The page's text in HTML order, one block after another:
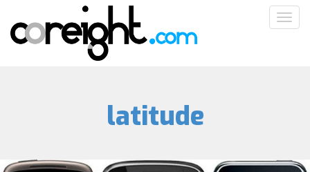
contenu
principal
latitude